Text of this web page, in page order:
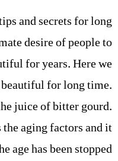
and secrets for long
desire of people to
for years. Here we
for long time.
juice of bitter gourd.
aging factors and it
age has been stopped.